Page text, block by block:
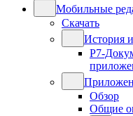
Мобильные
Скачать
История
Р7-
Обзор
Общие